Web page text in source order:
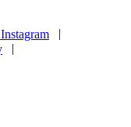
|
|